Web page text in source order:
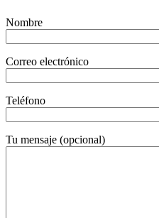
Nombre
Correo electrónico
Teléfono
Tu mensaje (opcional)